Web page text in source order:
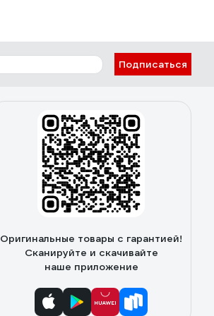
Подписаться
Оригинальные товары с гарантией!
Сканируйте и скачивайте
наше приложение